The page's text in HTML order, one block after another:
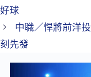
好球
中職／悍將前洋
刻先發